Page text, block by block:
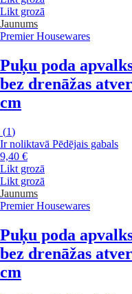
Likt grozā
Jaunums
Premier Housewares
Puķu poda
bez drenāžas
cm
(1)
Ir noliktavā Pēdējais gabals
9,40 €
Likt grozā
Likt grozā
Jaunums
Premier Housewares
Puķu poda
bez drenāžas
cm